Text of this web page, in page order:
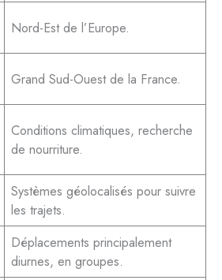
Nord-Est de l’Europe.
Grand Sud-Ouest de la France.
Conditions climatiques, recherche
de nourriture.
Systèmes géolocalisés pour suivre
les trajets.
Déplacements principalement
diurnes, en groupes.